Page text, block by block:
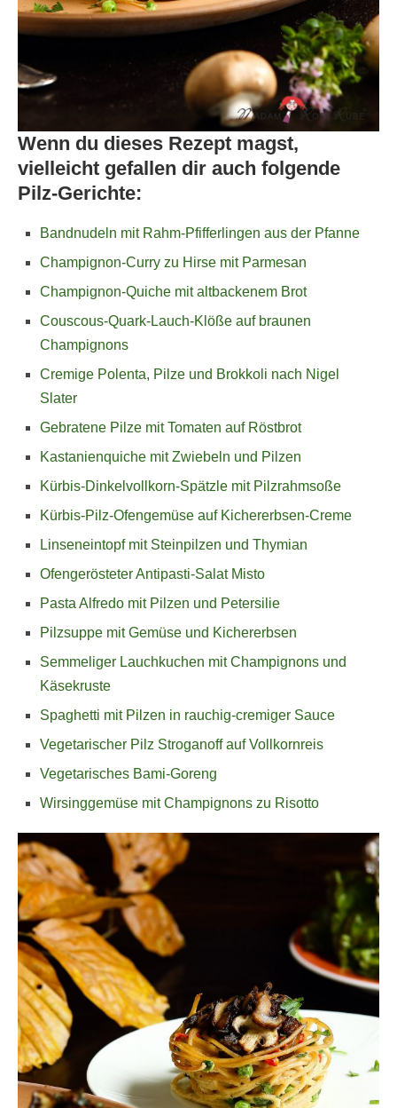
Wenn du dieses Rezept magst,
vielleicht gefallen dir auch folgende
Pilz-Gerichte:
Bandnudeln mit Rahm-Pfifferlingen aus der Pfanne
Champignon-Curry zu Hirse mit Parmesan
Champignon-Quiche mit altbackenem Brot
Couscous-Quark-Lauch-Klöße auf braunen
Champignons
Cremige Polenta, Pilze und Brokkoli nach Nigel
Slater
Gebratene Pilze mit Tomaten auf Röstbrot
Kastanienquiche mit Zwiebeln und Pilzen
Kürbis-Dinkelvollkorn-Spätzle mit Pilzrahmsoße
Kürbis-Pilz-Ofengemüse auf Kichererbsen-Creme
Linseneintopf mit Steinpilzen und Thymian
Ofengerösteter Antipasti-Salat Misto
Pasta Alfredo mit Pilzen und Petersilie
Pilzsuppe mit Gemüse und Kichererbsen
Semmeliger Lauchkuchen mit Champignons und
Käsekruste
Spaghetti mit Pilzen in rauchig-cremiger Sauce
Vegetarischer Pilz Stroganoff auf Vollkornreis
Vegetarisches Bami-Goreng
Wirsinggemüse mit Champignons zu Risotto